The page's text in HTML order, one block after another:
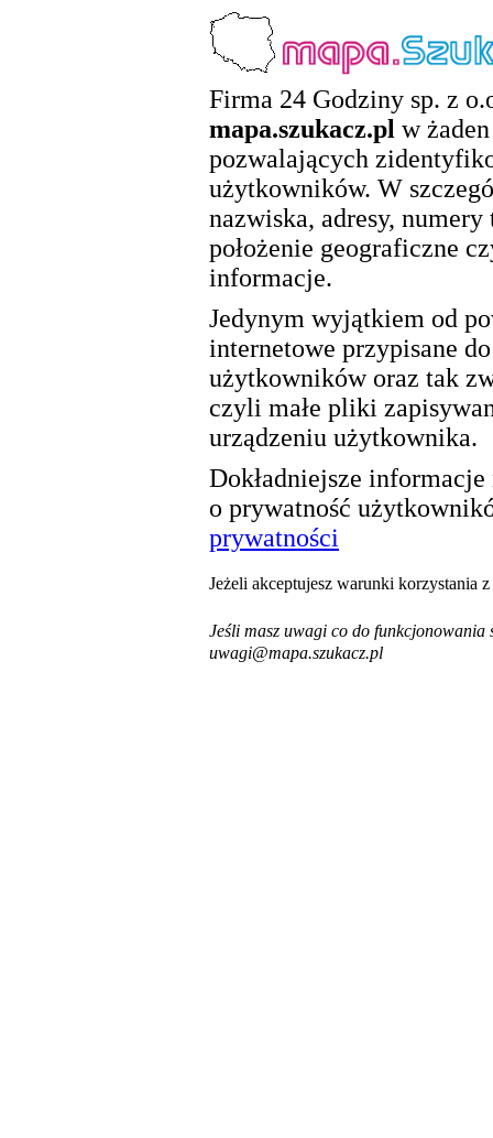
Firma 24 Godziny sp. z
mapa.szukacz.pl w
pozwalających
użytkowników. W
nazwiska, adresy,
położenie geograficzne
informacje.
Jedynym wyjątkiem od
internetowe przypisane
użytkowników oraz tak
czyli małe pliki
urządzeniu użytkownika.
Dokładniejsze
o prywatność
prywatności
Jeżeli akceptujesz warunki korzystania
Jeśli masz uwagi co do funkcjonowania
uwagi@mapa.szukacz.pl